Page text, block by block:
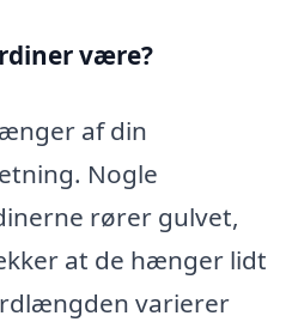
være?
af din
Nogle
rører gulvet,
at de hænger lidt
varierer